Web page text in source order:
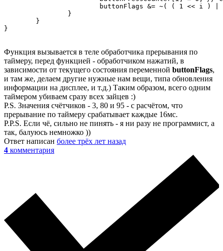
}
Функция вызывается в теле обработчика прерывания по
таймеру, перед функцией - обработчиком нажатий, в
зависимости от текущего состояния переменной buttonFlags,
и там же, делаем другие нужные нам вещи, типа обновления
информации на дисплее, и т.д.) Таким образом, всего одним
таймером убиваем сразу всех зайцев :)
P.S. Значения счётчиков - 3, 80 и 95 - с расчётом, что
прерывание по таймеру срабатывает каждые 16мс.
P.P.S. Если чё, сильно не пинять - я ни разу не программист, а
так, балуюсь немножко ))
Ответ написан более трёх лет назад
4 комментария